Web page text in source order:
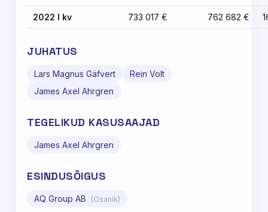
2022 I kv 733 017 € 762 682 €
JUHATUS
Lars Magnus Gäfvert
Rein Volt
James Axel Ahrgren
TEGELIKUD KASUSAAJAD
James Axel Ahrgren
ESINDUSÕIGUS
AQ Group AB (Osanik)